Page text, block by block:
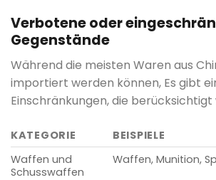
Verbotene oder
Gegenstände
Während die meisten Waren aus
importiert werden können, Es gibt
Einschränkungen, die berücksichtigt
KATEGORIE
BEISPIELE
Waffen und
Schusswaffen
Waffen, Munition,